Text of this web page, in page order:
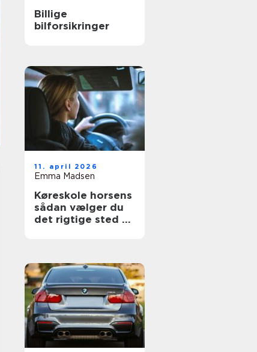
Billige
bilforsikringer
11. april 2026
Emma Madsen
Køreskole horsens
sådan vælger du
det rigtige sted til